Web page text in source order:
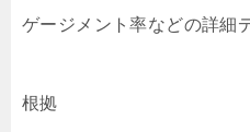
ゲージメント率などの詳細
根拠